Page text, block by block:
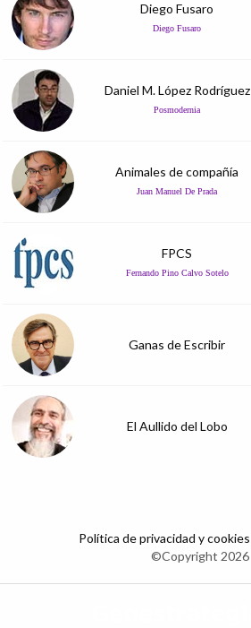
Diego Fusaro
Diego Fusaro
Daniel M. López Rodríguez
Posmodernia
Animales de compañía
Juan Manuel De Prada
FPCS
Fernando Pino Calvo Sotelo
Ganas de Escribir
El Aullido del Lobo
Política de privacidad y cookies
©Copyright 2026